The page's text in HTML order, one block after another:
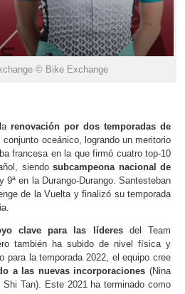
© Bike Exchange
renovación por dos temporadas de
oceánico, logrando un meritorio
francesa en la que firmó cuatro top-10
siendosubcampeona nacional de
9ª en la Durango-Durango. Santesteban
de la Vuelta y finalizó su temporada
clave para las líderesdel Team
también ha subido de nivel física y
para la temporada 2022, el equipo cree
a las nuevas incorporaciones (Nina
Tan). Este 2021 ha terminado como